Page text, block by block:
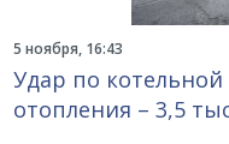
5 ноября, 16:43
Удар по
отопления – 3,5